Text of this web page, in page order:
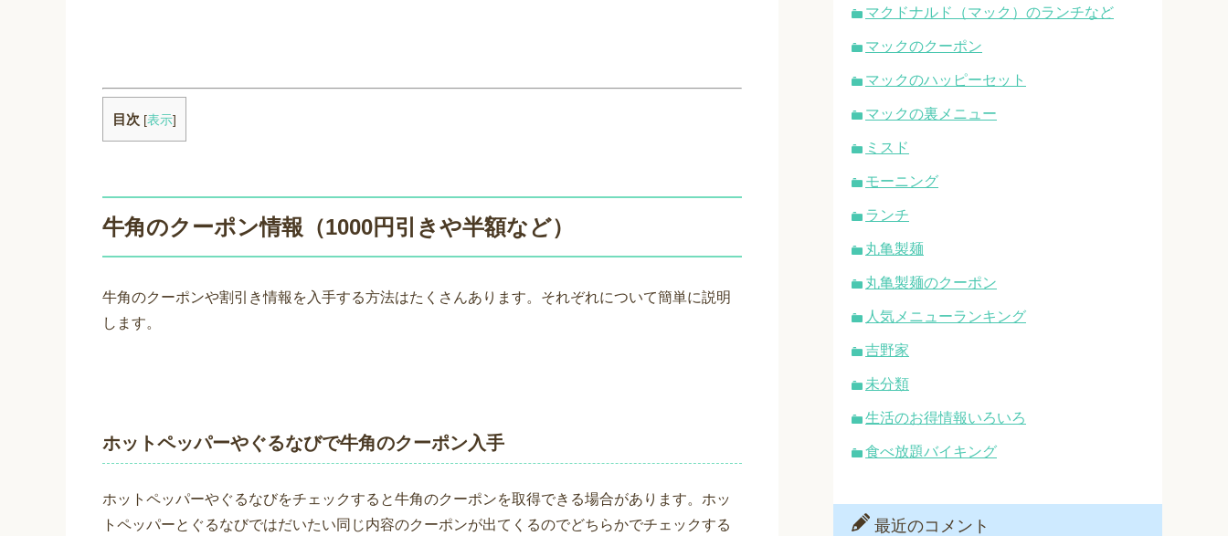
目次 [表示]
牛角のクーポン情報（1000円引きや半額など）
牛角のクーポンや割引き情報を入手する方法はたくさんあります。それぞれについて簡単に説明
します。
ホットペッパーやぐるなびで牛角のクーポン入手
ホットペッパーやぐるなびをチェックすると牛角のクーポンを取得できる場合があります。ホッ
トペッパーとぐるなびではだいたい同じ内容のクーポンが出てくるのでどちらかでチェックする
マクドナルド（マック）のランチなど
マックのクーポン
マックのハッピーセット
マックの裏メニュー
ミスド
モーニング
ランチ
丸亀製麺
丸亀製麺のクーポン
人気メニューランキング
吉野家
未分類
生活のお得情報いろいろ
食べ放題バイキング
最近のコメント